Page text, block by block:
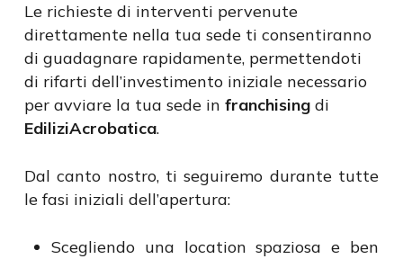
Le richieste di interventi pervenute
direttamente nella tua sede ti consentiranno
di guadagnare rapidamente, permettendoti
di rifarti dell’investimento iniziale necessario
per avviare la tua sede in franchisingdi
EdiliziAcrobatica.
Dal canto nostro, ti seguiremo durante tutte
le fasi iniziali dell’apertura:
Scegliendo una location spaziosa e ben